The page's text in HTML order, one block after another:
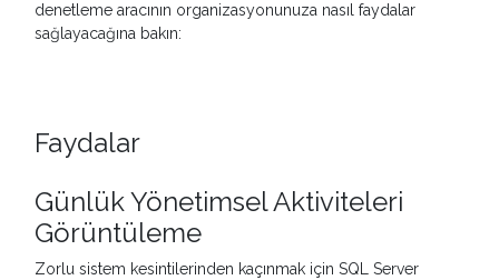
denetleme aracının organizasyonunuza nasıl faydalar
sağlayacağına bakın:
Faydalar
Günlük Yönetimsel Aktiviteleri
Görüntüleme
Zorlu sistem kesintilerinden kaçınmak için SQL Server